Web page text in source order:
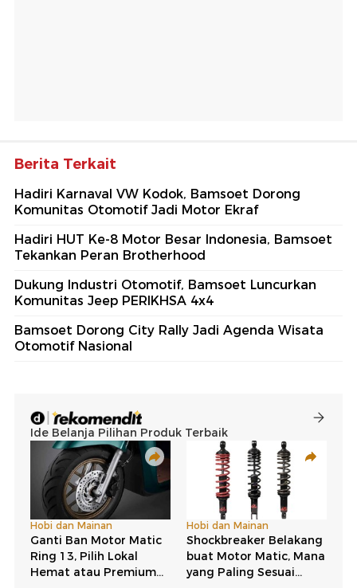
Berita Terkait
Hadiri Karnaval VW Kodok, Bamsoet Dorong
Komunitas Otomotif Jadi Motor Ekraf
Hadiri HUT Ke-8 Motor Besar Indonesia, Bamsoet
Tekankan Peran Brotherhood
Dukung Industri Otomotif, Bamsoet Luncurkan
Komunitas Jeep PERIKHSA 4x4
Bamsoet Dorong City Rally Jadi Agenda Wisata
Otomotif Nasional